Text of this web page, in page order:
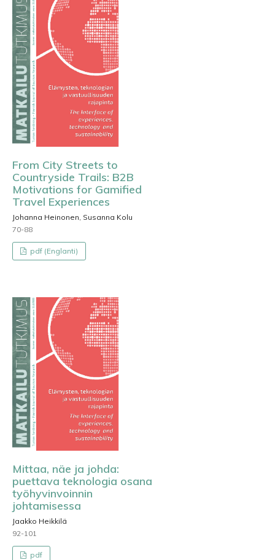
From City Streets to
Countryside Trails: B2B
Motivations for Gamified
Travel Experiences
Johanna Heinonen, Susanna Kolu
70-88
pdf (Englanti)
Mittaa, näe ja johda:
puettava teknologia osana
työhyvinvoinnin
johtamisessa
Jaakko Heikkilä
92-101
pdf